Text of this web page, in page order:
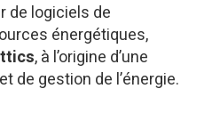
de logiciels de
énergétiques,
, à l’origine d’une
de gestion de l’énergie.